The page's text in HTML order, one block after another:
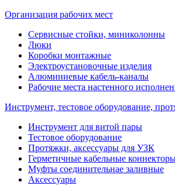
Организация рабочих мест
Сервисные стойки, миниколонны
Люки
Коробки монтажные
Электроустановочные изделия
Алюминиевые кабель-каналы
Рабочие места настенного
Инструмент, тестовое оборудование,
Инструмент для витой пары
Тестовое оборудование
Протяжки, аксессуары для УЗК
Герметичные кабельные
Муфты соединительнае заливные
Аксессуары